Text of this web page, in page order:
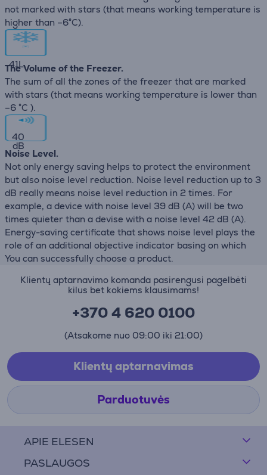
not marked with stars (that means working temperature is
higher than –6°C).
41L
The Volume of the Freezer.
The sum of all the zones of the freezer that are marked
with stars (that means working temperature is lower than
–6 °C ).
40
dB
Noise Level.
Not only energy saving helps to protect the environment
but also noise level reduction. Noise level reduction up to 3
dB really means noise level reduction in 2 times. For
example, a device with noise level 39 dB (А) will be two
times quieter than a devise with a noise level 42 dB (А).
Energy-saving certificate that shows noise level plays the
role of an additional objective indicator basing on which
You can successfully choose a product.
APIE ELESEN
PASLAUGOS
Klientų aptarnavimo komanda pasirengusi pagelbėti
kilus bet kokiems klausimams!
+370 4 620 0100
(Atsakome nuo 09:00 iki 21:00)
Klientų aptarnavimas
Parduotuvės